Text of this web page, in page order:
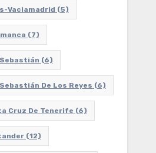
Vaciamadrid (5)
(7)
(6)
De Los Reyes (6)
Cruz De Tenerife (6)
(12)